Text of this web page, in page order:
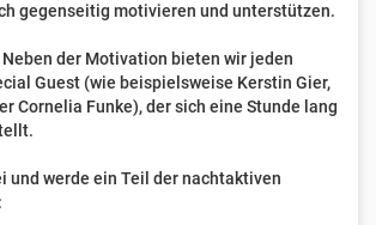
gegenseitig motivieren und unterstützen.
Neben der Motivation bieten wir jeden
Guest (wie beispielsweise Kerstin Gier,
Cornelia Funke), der sich eine Stunde lang
und werde ein Teil der nachtaktiven